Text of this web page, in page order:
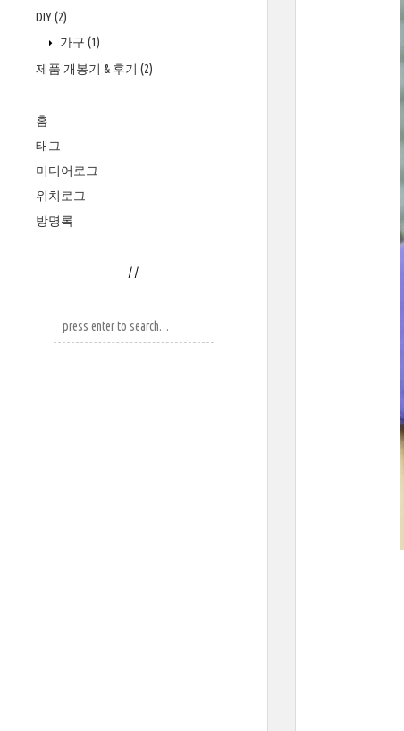
DIY(2)
가구 (1)
제품 개봉기 & 후기 (2)
홈
태그
미디어로그
위치로그
방명록
/ /